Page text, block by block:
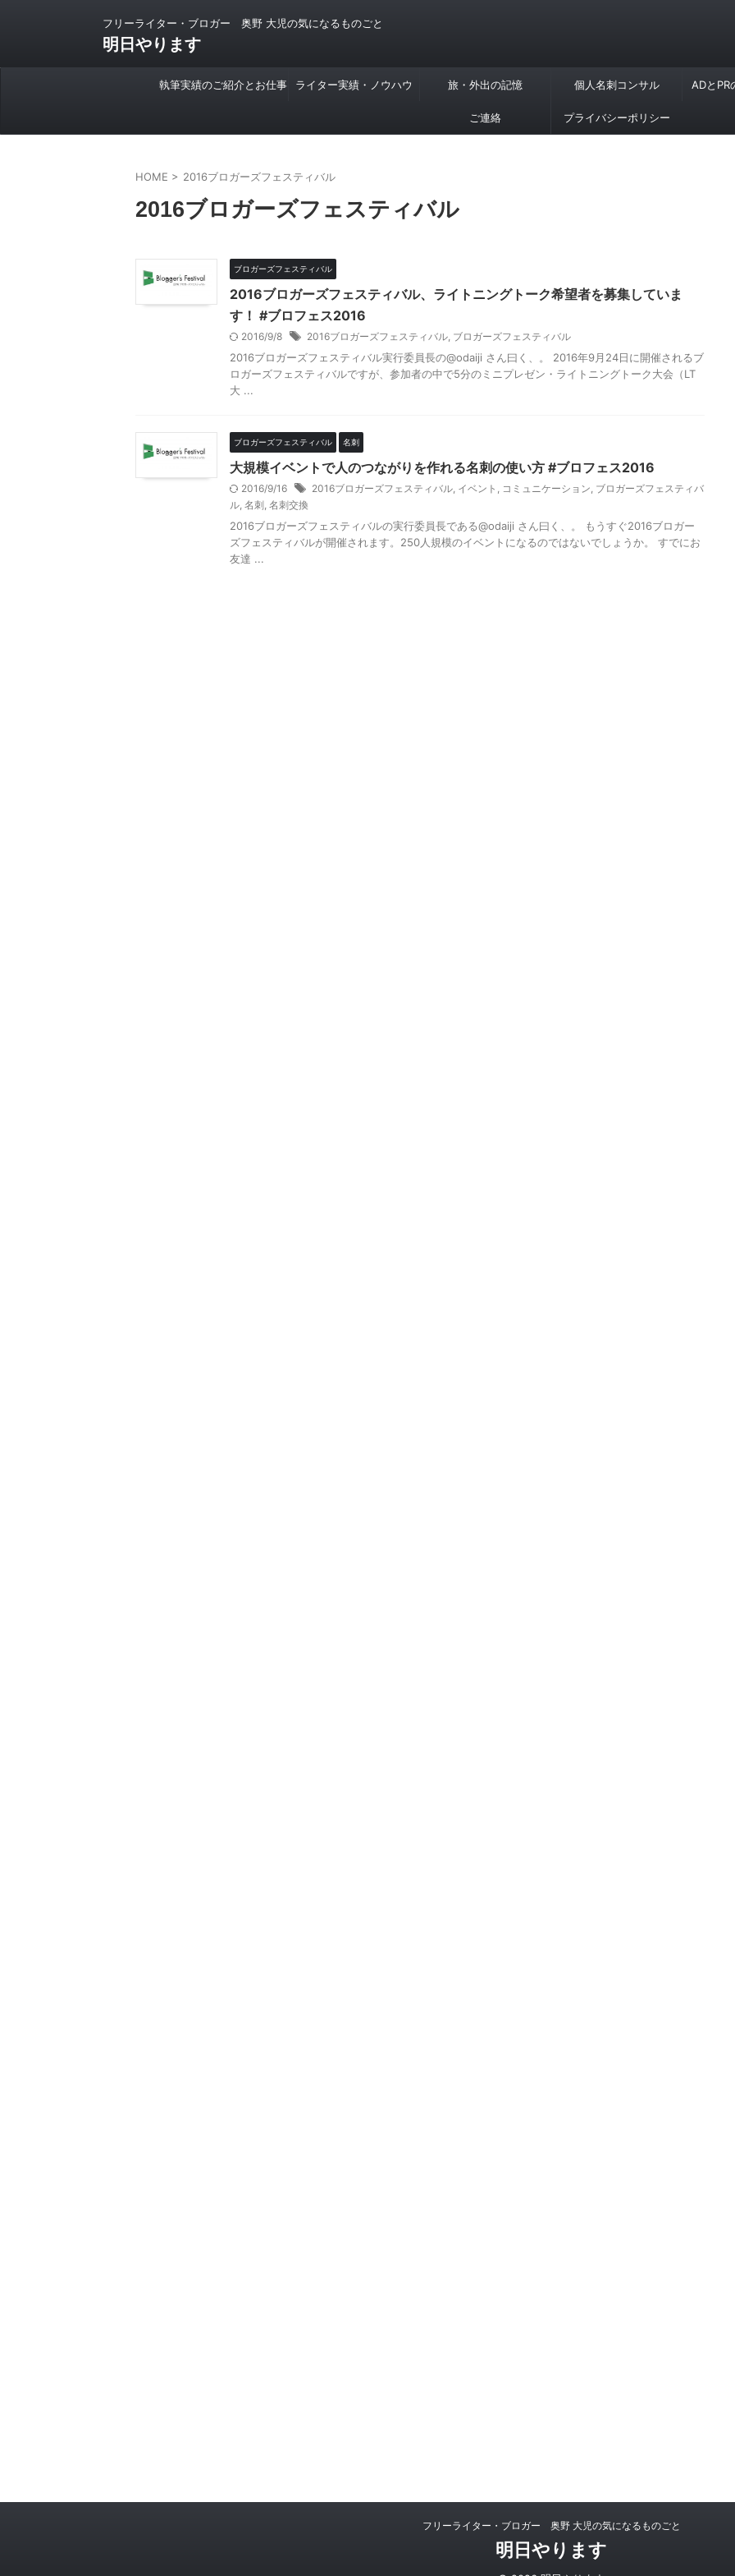
フリーライター・ブロガー 奥野 大児の気になるものごと
明日やります
執筆実績のご紹介とお仕事 ライター実績・ノウハウ 旅・外出の記憶 個人名刺コンサル ADとPR
ご連絡 プライバシーポリシー
HOME > 2016ブロガーズフェスティバル
2016ブロガーズフェスティバル
ブロガーズフェスティバル
2016ブロガーズフェスティバル、ライトニングトーク希望者を募集していま
す！ #ブロフェス2016
2016/9/8 2016ブロガーズフェスティバル, ブロガーズフェスティバル
2016ブロガーズフェスティバル実行委員長の@odaiji さん曰く、。 2016年9月24日に開催されるブ
ロガーズフェスティバルですが、参加者の中で5分のミニプレゼン・ライトニングトーク大会（LT
大 ...
ブロガーズフェスティバル 名刺
大規模イベントで人のつながりを作れる名刺の使い方 #ブロフェス2016
2016/9/16 2016ブロガーズフェスティバル, イベント , コミュニケーション, ブロガーズフェスティバ
ル, 名刺, 名刺交換
2016ブロガーズフェスティバルの実行委員長である@odaiji さん曰く、。 もうすぐ2016ブロガー
ズフェスティバルが開催されます。250人規模のイベントになるのではないでしょうか。 すでにお
友達 ...
フリーライター・ブロガー 奥野 大児の気になるものごと
明日やります